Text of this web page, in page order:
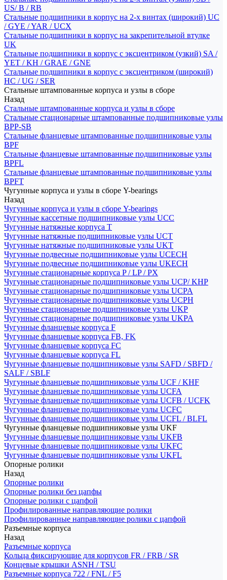
US/ B / RB
Стальные подшипники в корпус на 2-х винтах (широкий) UC
/ GYE / YAR / UCX
Стальные подшипники в корпус на закрепительной втулке
UK
Стальные подшипники в корпус с эксцентриком (узкий) SA /
YET / KH / GRAE / GNE
Стальные подшипники в корпус с эксцентриком (широкий)
HC / UG / SER
Стальные штампованные корпуса и узлы в сборе
Назад
Стальные штампованные корпуса и узлы в сборе
Стальные стационарные штампованные подшипниковые узлы
BPP-SB
Стальные фланцевые штампованные подшипниковые узлы
BPF
Стальные фланцевые штампованные подшипниковые узлы
BPFL
Стальные фланцевые штампованные подшипниковые узлы
BPFT
Чугунные корпуса и узлы в сборе Y-bearings
Назад
Чугунные корпуса и узлы в сборе Y-bearings
Чугунные кассетные подшипниковые узлы UCC
Чугунные натяжные корпуса T
Чугунные натяжные подшипниковые узлы UCT
Чугунные натяжные подшипниковые узлы UKT
Чугунные подвесные подшипниковые узлы UCECH
Чугунные подвесные подшипниковые узлы UKECH
Чугунные стационарные корпуса P / LP / PX
Чугунные стационарные подшипниковые узлы UCP/ KHP
Чугунные стационарные подшипниковые узлы UCPA
Чугунные стационарные подшипниковые узлы UCPH
Чугунные стационарные подшипниковые узлы UKP
Чугунные стационарные подшипниковые узлы UKPA
Чугунные фланцевые корпуса F
Чугунные фланцевые корпуса FB, FK
Чугунные фланцевые корпуса FC
Чугунные фланцевые корпуса FL
Чугунные фланцевые подшипниковые узлы SAFD / SBFD /
SALF / SBLF
Чугунные фланцевые подшипниковые узлы UCF / KHF
Чугунные фланцевые подшипниковые узлы UCFA
Чугунные фланцевые подшипниковые узлы UCFB / UCFK
Чугунные фланцевые подшипниковые узлы UCFC
Чугунные фланцевые подшипниковые узлы UCFL / BLFL
Чугунные фланцевые подшипниковые узлы UKF
Чугунные фланцевые подшипниковые узлы UKFB
Чугунные фланцевые подшипниковые узлы UKFC
Чугунные фланцевые подшипниковые узлы UKFL
Опорные ролики
Назад
Опорные ролики
Опорные ролики без цапфы
Опорные ролики с цапфой
Профилированные направляющие ролики
Профилированные направляющие ролики с цапфой
Разъемные корпуса
Назад
Разъемные корпуса
Кольца фиксирующие для корпусов FR / FRB / SR
Концевые крышки ASNH / TSU
Разъемные корпуса 722 / FNL / F5